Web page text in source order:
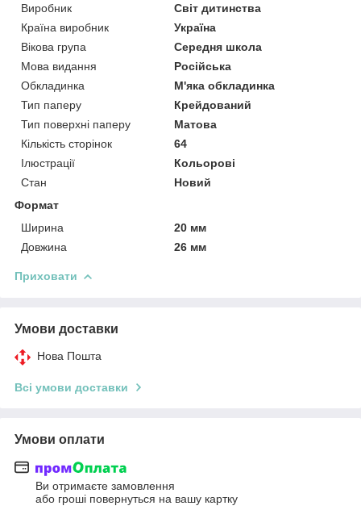
Виробник
Світ дитинства
Країна виробник
Україна
Вікова група
Середня школа
Мова видання
Російська
Обкладинка
М'яка обкладинка
Тип паперу
Крейдований
Тип поверхні паперу
Матова
Кількість сторінок
64
Ілюстрації
Кольорові
Стан
Новий
Формат
Ширина
20 мм
Довжина
26 мм
Приховати
Умови доставки
Нова Пошта
Всі умови доставки
Умови оплати
Ви отримаєте замовлення
або гроші повернуться на вашу картку